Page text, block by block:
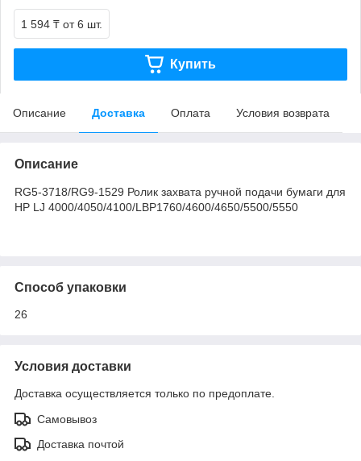
1 594 ₸ от 6 шт.
Купить
Описание Доставка Оплата Условия возврата
Описание
RG5-3718/RG9-1529 Ролик захвата ручной подачи бумаги для
HP LJ 4000/4050/4100/LBP1760/4600/4650/5500/5550
Способ упаковки
26
Условия доставки
Доставка осуществляется только по предоплате.
Самовывоз
Доставка почтой